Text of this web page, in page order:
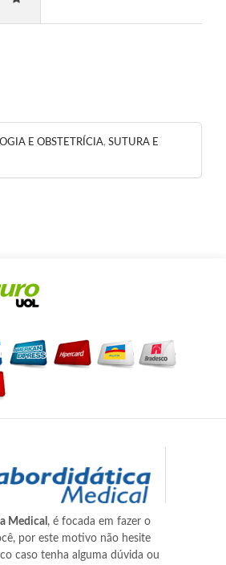
E OBSTETRÍCIA, SUTURA E
Medical , é focada em fazer o
por este motivo não hesite
caso tenha alguma dúvida ou